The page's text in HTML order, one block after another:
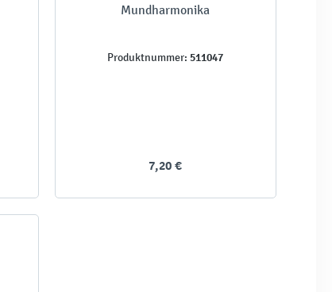
Mundharmonika
Produktnummer: 511047
7,20 €